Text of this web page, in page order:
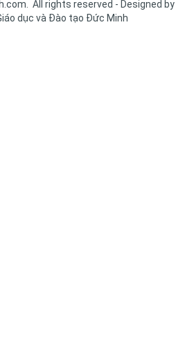
All rights reserved - Designed by
dục và Đào tạo Đức Minh